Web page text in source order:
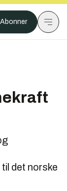
Abonner
det norske